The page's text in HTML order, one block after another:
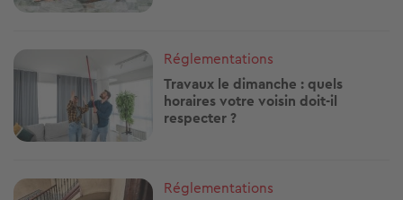
Image
Réglementations
Travaux le dimanche : quels
horaires votre voisin doit-il
respecter ?
Image
Réglementations